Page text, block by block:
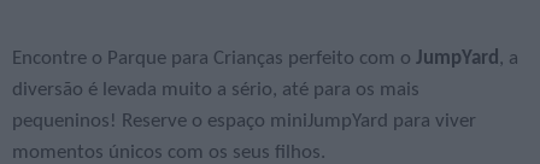
Encontre o Parque para Crianças perfeito com o JumpYard , a
diversão é levada muito a sério, até para os mais
pequeninos! Reserve o espaço miniJumpYard para viver
momentos únicos com os seus filhos.